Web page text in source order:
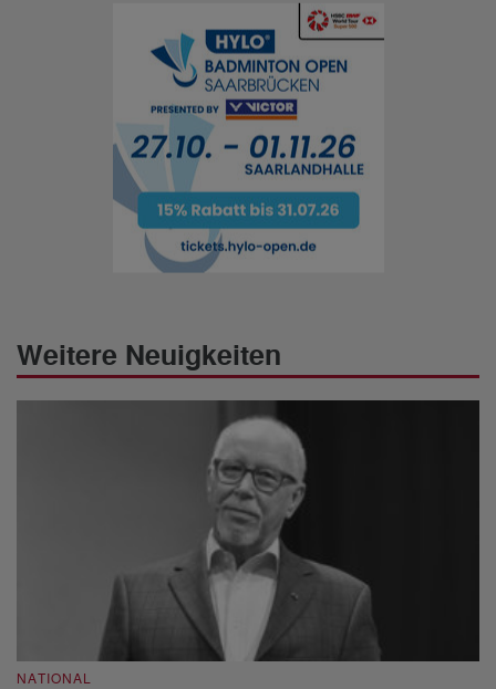
Weitere Neuigkeiten
NATIONAL